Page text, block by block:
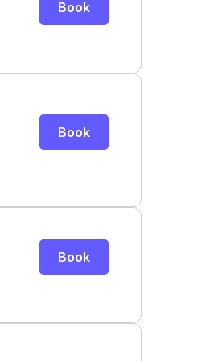
Book
Book
Book